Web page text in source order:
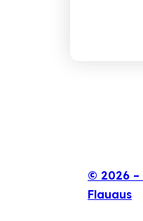
© 2026 –
Flauaus